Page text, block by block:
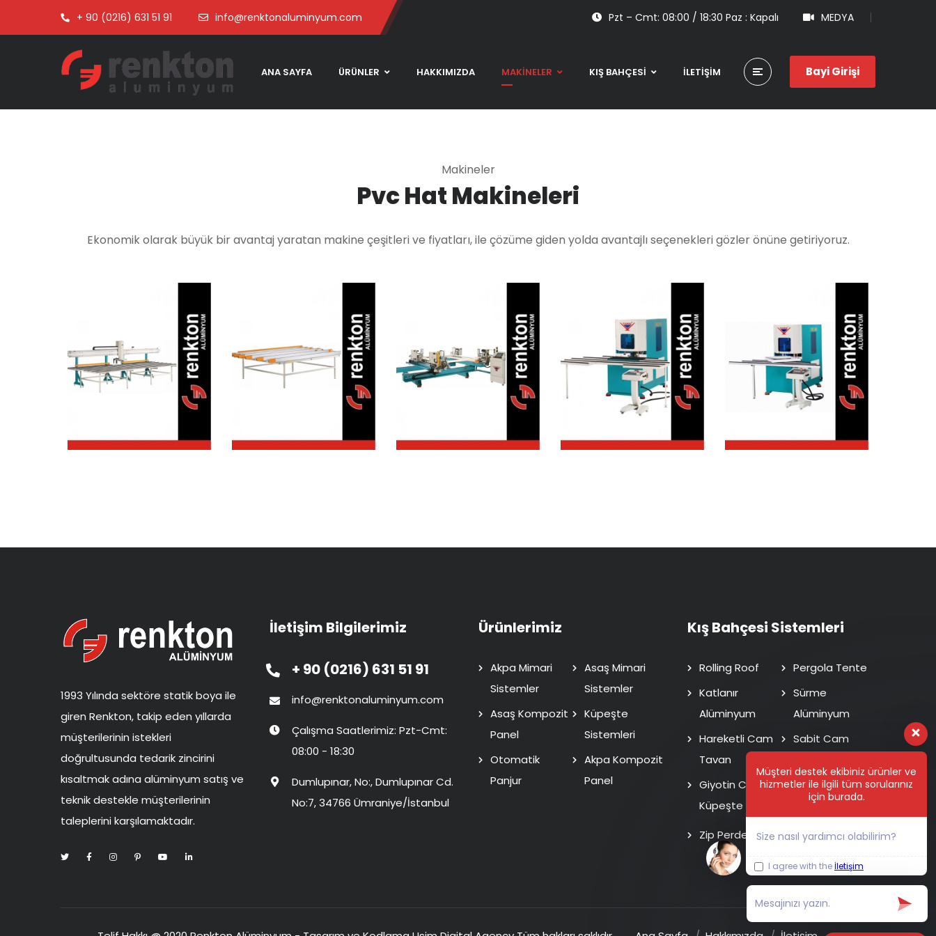
+ 90 (0216) 631 51 91 info@renktonaluminyum.com Pzt – Cmt: 08:00 / 18:30 Paz : Kapalı MEDYA
Bayi Girişi
ANA SAYFA ÜRÜNLER HAKKIMIZDA MAKİNELER KIŞ BAHÇESİ İLETİŞİM
Makineler
Pvc Hat Makineleri
Ekonomik olarak büyük bir avantaj yaratan makine çeşitleri ve fiyatları, ile çözüme giden yolda avantajlı seçenekleri gözler önüne getiriyoruz.
Profil
Çevirme
Soğutma
Ünitesi
PVC Dört
Köşe
Köşe
Temizle
me
Makinesi
(4 Servo
Köşe
Temizle
me
Makinesi
(2 Servo
1993 Yılında sektöre statik boya ile
giren Renkton, takip eden yıllarda
müşterilerinin istekleri
doğrultusunda tedarik zincirini
kısaltmak adına alüminyum satış ve
teknik destekle müşterilerinin
taleplerini karşılamaktadır.
İletişim Bilgilerimiz
+ 90 (0216) 631 51 91
info@renktonaluminyum.com
Çalışma Saatlerimiz: Pzt-Cmt:
08:00 - 18:30
Dumlupınar, No:, Dumlupınar Cd.
No:7, 34766 Ümraniye/İstanbul
Ürünlerimiz
Akpa Mimari
Sistemler
Asaş Mimari
Sistemler
Asaş Kompozit
Panel
Küpeşte
Sistemleri
Otomatik
Panjur
Akpa Kompozit
Panel
Kış Bahçesi Sistemleri
Rolling Roof
Pergola Tente
Katlanır
Alüminyum
Sürme
Alüminyum
Hareketli Cam
Tavan
Sabit Cam
Giyotin Cam
Küpeşte
Isı Cam Sürme
Zip Perde
Müşteri destek ekibiniz ürünler ve
hizmetler ile ilgili tüm sorularınız
için burada.
Size nasıl yardımcı olabilirim?
I agree with the İletişim